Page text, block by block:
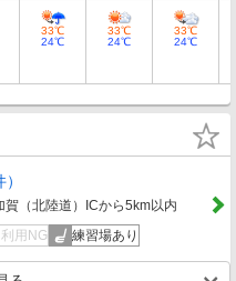
33℃
24℃
33℃
24℃
33℃
24℃
賀（北陸道）ICから5km以内
用NG 練習場あり